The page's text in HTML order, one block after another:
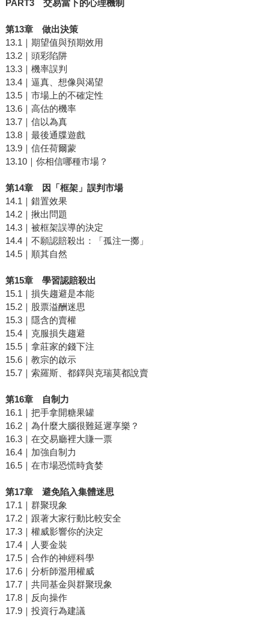
PART3 交易當下的心理機制
第13章 做出決策
13.1｜期望值與預期效用
13.2｜頭彩陷阱
13.3｜機率誤判
13.4｜逼真、想像與渴望
13.5｜市場上的不確定性
13.6｜高估的機率
13.7｜信以為真
13.8｜最後通牒遊戲
13.9｜信任荷爾蒙
13.10｜你相信哪種市場？
第14章 因「框架」誤判市場
14.1｜錯置效果
14.2｜揪出問題
14.3｜被框架誤導的決定
14.4｜不願認賠殺出：「孤注一擲」
14.5｜順其自然
第15章 學習認賠殺出
15.1｜損失趨避是本能
15.2｜股票溢酬迷思
15.3｜隱含的賣權
15.4｜克服損失趨避
15.5｜拿莊家的錢下注
15.6｜教宗的啟示
15.7｜索羅斯、都鐸與克瑞莫都說賣
第16章 自制力
16.1｜把手拿開糖果罐
16.2｜為什麼大腦很難延遲享樂？
16.3｜在交易廳裡大賺一票
16.4｜加強自制力
16.5｜在市場恐慌時貪婪
第17章 避免陷入集體迷思
17.1｜群聚現象
17.2｜跟著大家行動比較安全
17.3｜權威影響你的決定
17.4｜人要金裝
17.5｜合作的神經科學
17.6｜分析師濫用權威
17.7｜共同基金與群聚現象
17.8｜反向操作
17.9｜投資行為建議